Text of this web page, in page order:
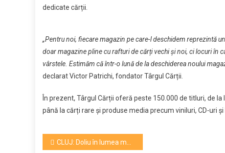
dedicate cărții.
„Pentru noi, fiecare magazin pe care-l deschidem reprezintă
doar magazine pline cu rafturi de cărți vechi și noi, ci locuri în
vârstele. Estimăm că într-o lună de la deschiderea noului
declarat Victor Patrichi, fondator Târgul Cărții.
În prezent, Târgul Cărții oferă peste 150.000 de titluri, de
până la cărți rare și produse media precum viniluri, CD-uri și
Navigare
CLUJ: Doliu în lumea muzicală și universitară